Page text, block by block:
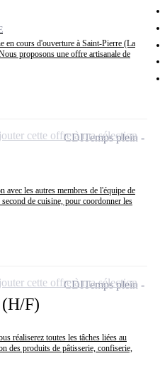
en cours d'ouverture à Saint-Pierre (La
proposons une offre artisanale de
avec les autres membres de l'équipe de
de cuisine, pour coordonner les
CDITemps plein
cette offre à ma sélection
(H/F)
réaliserez toutes les tâches liées au
des produits de pâtisserie, confiserie,
CDITemps plein
cette offre à ma sélection